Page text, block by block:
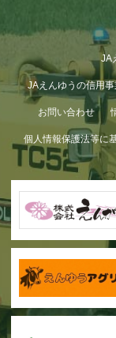
JA
JAえんゆうの信用事
お問い合わせ
個人情報保護法等に